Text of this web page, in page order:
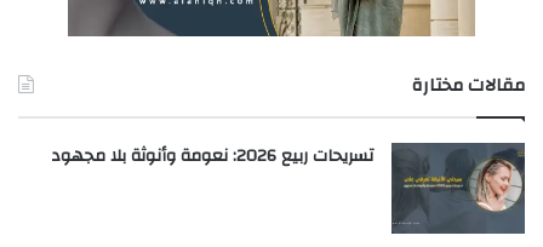
مقالات مختارة
تسريحات ربيع 2026: نعومة وأنوثة بلا مجهود